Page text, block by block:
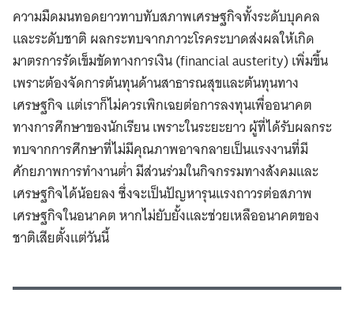
ความมืดมนทอดยาวทาบทับสภาพเศรษฐกิจทั้งระดับบุคคล
และระดับชาติ ผลกระทบจากภาวะโรคระบาดส่งผลให้เกิด
มาตรการรัดเข็มขัดทางการเงิน (financial austerity) เพิ่มขึ้น
เพราะต้องจัดการต้นทุนด้านสาธารณสุขและต้นทุนทาง
เศรษฐกิจ แต่เราก็ไม่ควรเพิกเฉยต่อการลงทุนเพื่ออนาคต
ทางการศึกษาของนักเรียน เพราะในระยะยาว ผู้ที่ได้รับผลกระ
ทบจากการศึกษาที่ไม่มีคุณภาพอาจกลายเป็นแรงงานที่มี
ศักยภาพการทำงานต่ำ มีส่วนร่วมในกิจกรรมทางสังคมและ
เศรษฐกิจได้น้อยลง ซึ่งจะเป็นปัญหารุนแรงถาวรต่อสภาพ
เศรษฐกิจในอนาคต หากไม่ยับยั้งและช่วยเหลืออนาคตของ
ชาติเสียตั้งแต่วันนี้